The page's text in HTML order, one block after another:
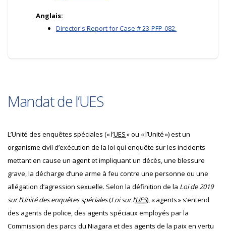
Anglais:
Director's Report for Case # 23-PFP-082.
Mandat de l’UES
L’Unité des enquêtes spéciales (« l’UES» ou « l’Unité ») est un
organisme civil d’exécution de la loi qui enquête sur les incidents
mettant en cause un agent et impliquant un décès, une blessure
grave, la décharge d’une arme à feu contre une personne ou une
allégation d’agression sexuelle. Selon la définition de la Loi de 2019
sur l’Unité des enquêtes spéciales(Loi sur l’UES), « agents » s’entend
des agents de police, des agents spéciaux employés par la
Commission des parcs du Niagara et des agents de la paix en vertu